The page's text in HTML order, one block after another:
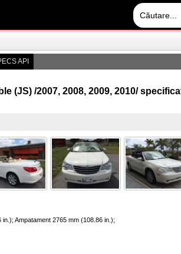
API
(JS) /2007, 2008, 2009, 2010/
Ampatament 2765 mm (108.86 in.);